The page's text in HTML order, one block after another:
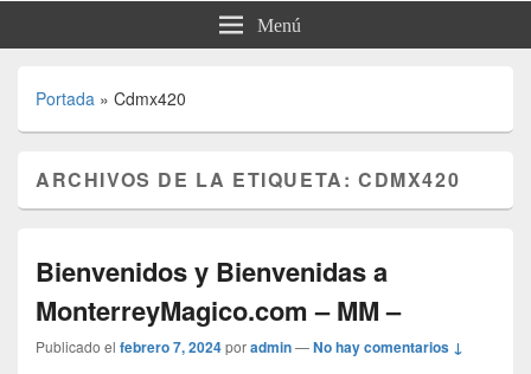
Menú
Portada » Cdmx420
ARCHIVOS DE LA ETIQUETA:CDMX420
Bienvenidos y Bienvenidas a
MonterreyMagico.com – MM –
Publicado el febrero 7, 2024poradmin—No hay comentarios ↓